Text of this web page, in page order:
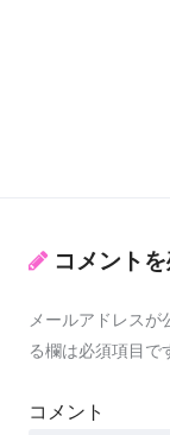
コメント
メールアドレスが
る欄は必須項目で
コメント